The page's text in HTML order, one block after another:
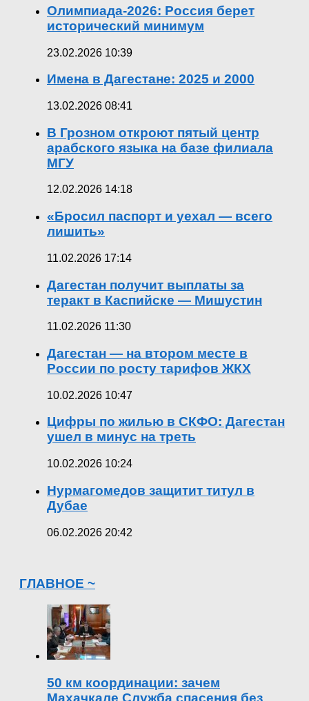
Олимпиада-2026: Россия берет
исторический минимум
23.02.2026 10:39
Имена в Дагестане: 2025 и 2000
13.02.2026 08:41
В Грозном откроют пятый центр
арабского языка на базе филиала
МГУ
12.02.2026 14:18
«Бросил паспорт и уехал — всего
лишить»
11.02.2026 17:14
Дагестан получит выплаты за
теракт в Каспийске — Мишустин
11.02.2026 11:30
Дагестан — на втором месте в
России по росту тарифов ЖКХ
10.02.2026 10:47
Цифры по жилью в СКФО: Дагестан
ушел в минус на треть
10.02.2026 10:24
Нурмагомедов защитит титул в
Дубае
06.02.2026 20:42
ГЛАВНОЕ ~
50 км координации: зачем
Махачкале Служба спасения без